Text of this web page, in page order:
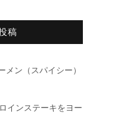
稿
ン（スパイシー）
インステーキをヨー